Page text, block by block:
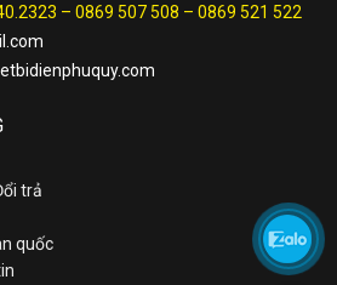
– 0869 507 508 – 0869 521 522
trả
quốc